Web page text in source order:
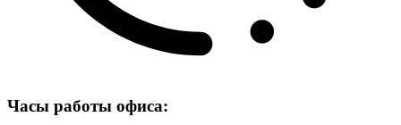
Часы работы офиса: